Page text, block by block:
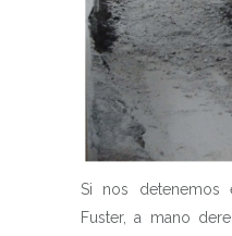
Si nos detenemos
Fuster, a mano